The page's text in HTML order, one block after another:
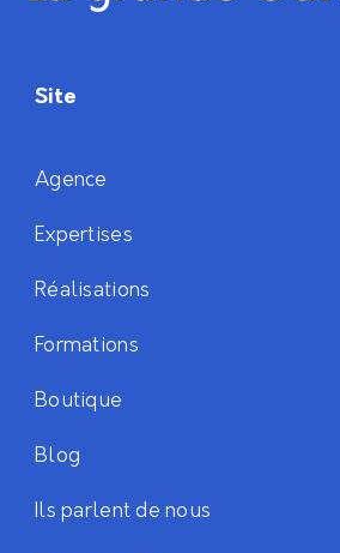
Site
Agence
Expertises
Réalisations
Formations
Boutique
Blog
Ils parlent de nous